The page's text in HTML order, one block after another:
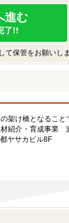
進む
了!!
保管をお願いしま
架け橋となるこ
紹介・育成事業
ヤサカビル8F